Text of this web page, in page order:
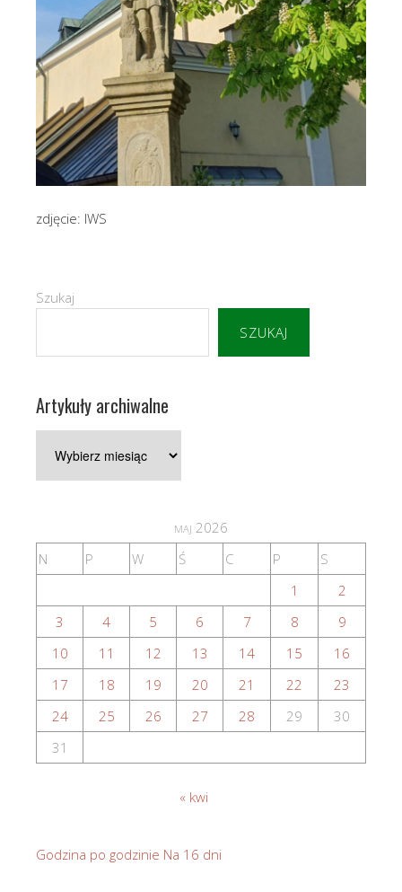
zdjęcie: IWS
Szukaj
SZUKAJ
Artykuły archiwalne
archiwalne
maj 2026
N
P W Ś C P
S
1
2
3
4 5 6 7 8
9
10
11 12 13 14 15
16
17
18 19 20 21 22
23
24
25 26 27 28 29
30
31
« kwi
Godzina po godzinie Na 16 dni